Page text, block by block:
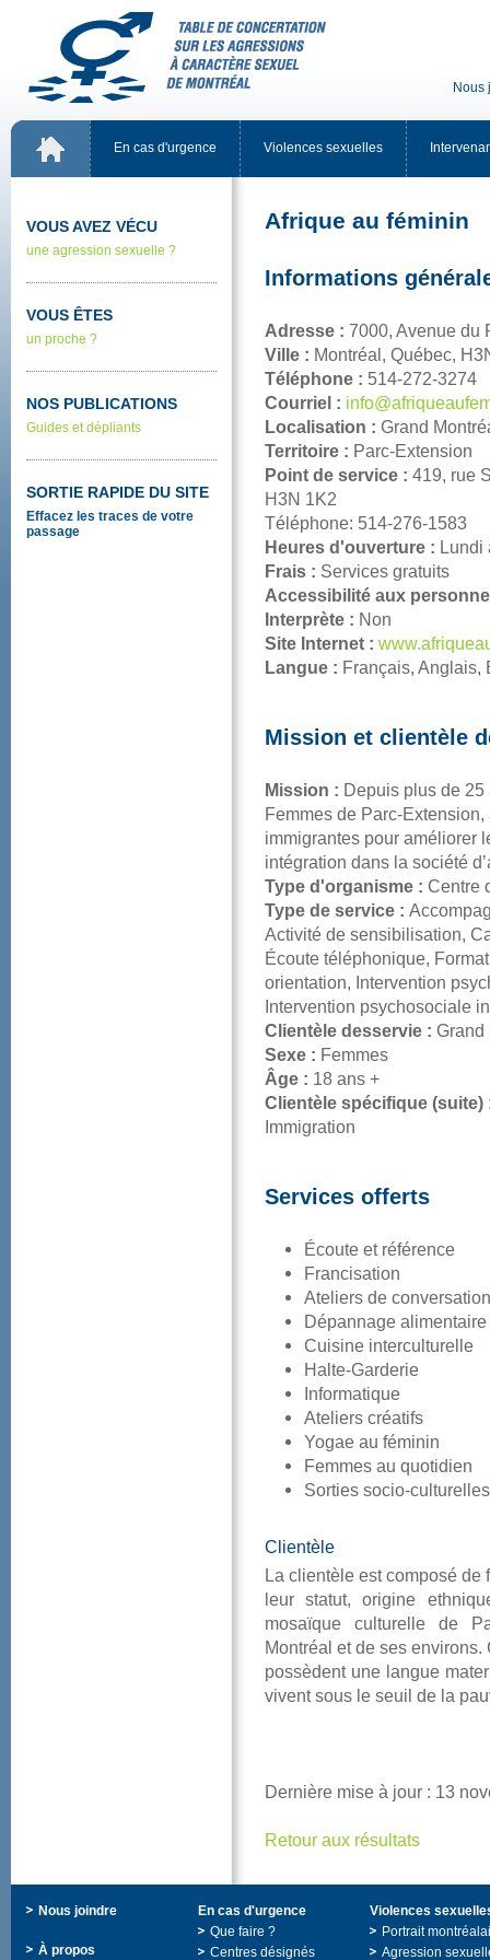
Encasd'urgence Violencessexuelles
VOUSAVEZVÉCU
uneagressionsexuelle?
VOUSÊTES
unproche?
NOSPUBLICATIONS
Guidesetdépliants
SORTIERAPIDEDUSITE
Effacezlestracesdevotre
passage
Afriqueauféminin
Adresse:
Ville:
Téléphone: 514-272-3274
Courriel:
Localisation:
Territoire: Parc-Extension
Pointdeservice:
H3N1K2
Téléphone:514-276-1583
Heuresd'ouverture:
Frais: Servicesgratuits
Interprète: Non
SiteInternet:
Langue:
Mission:
FemmesdeParc-
Typed'organisme:
Typedeservice:
Clientèledesservie:
Sexe: Femmes
Âge: 18ans+
Immigration
Servicesofferts
Écouteetréférence
Francisation
Dépannagealimentaire
Cuisineinterculturelle
Halte-Garderie
Informatique
Atelierscréatifs
Yogaeauféminin
Femmesauquotidien
Sortiessocio-culturelles
Clientèle
Retourauxrésultats
Nousjoindre
Àpropos
Encasd'urgence
Quefaire?
Centresdésignés